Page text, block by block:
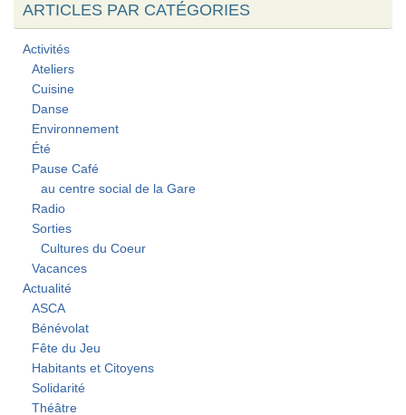
ARTICLES PAR CATÉGORIES
Activités
Ateliers
Cuisine
Danse
Environnement
Été
Pause Café
au centre social de la Gare
Radio
Sorties
Cultures du Coeur
Vacances
Actualité
ASCA
Bénévolat
Fête du Jeu
Habitants et Citoyens
Solidarité
Théâtre